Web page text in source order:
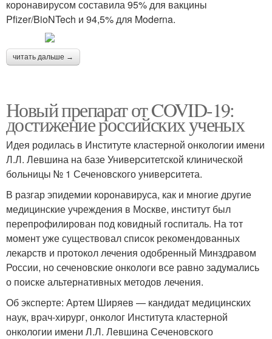
коронавирусом составила 95% для вакцины
Pfizer/BioNTech и 94,5% для Moderna.
читать дальше →
Новый препарат от COVID-19:
достижение российских ученых
Идея родилась в Институте кластерной онкологии имени
Л.Л. Левшина на базе Университетской клинической
больницы № 1 Сеченовского университета.
В разгар эпидемии коронавируса, как и многие другие
медицинские учреждения в Москве, институт был
перепрофилирован под ковидный госпиталь. На тот
момент уже существовал список рекомендованных
лекарств и протокол лечения одобренный Минздравом
России, но сеченовские онкологи все равно задумались
о поиске альтернативных методов лечения.
Об эксперте: Артем Ширяев — кандидат медицинских
наук, врач-хирург, онколог Института кластерной
онкологии имени Л.Л. Левшина Сеченовского